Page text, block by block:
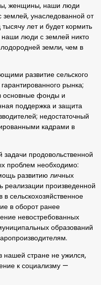
женщины, наши люди
унаследованной от
лет и будет кормить
люди с землей никто
земли, чем в
развитие сельского
рынка;
основные фонды и
поддержка и защита
недостаточный
кадрами в
задачи продовольственной
проблем необходимо:
развитию личных
реализации произведенной
сельскохозяйственное
в оборот ранее
невостребованных
образований
нашей стране не ужился,
к социализму —